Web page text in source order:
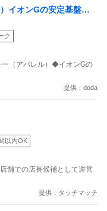
イオンGの安定基盤／
ク
ー（アパレル）◆イオンGの
提供：doda
以内OK
舗での店長候補として運営
提供：タッチマッチ